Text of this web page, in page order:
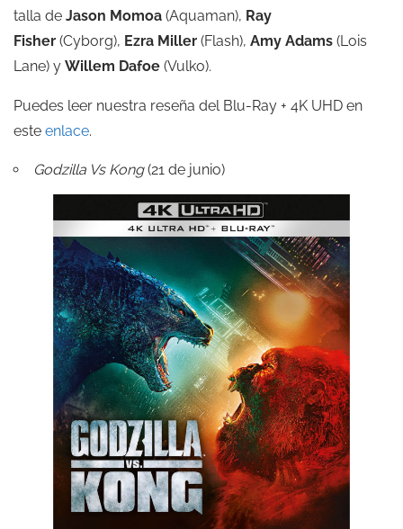
talla de Jason Momoa (Aquaman), Ray
Fisher (Cyborg), Ezra Miller (Flash), Amy Adams (Lois
Lane) y Willem Dafoe (Vulko).
Puedes leer nuestra reseña del Blu-Ray + 4K UHD en
este enlace.
Godzilla Vs Kong(21 de junio)